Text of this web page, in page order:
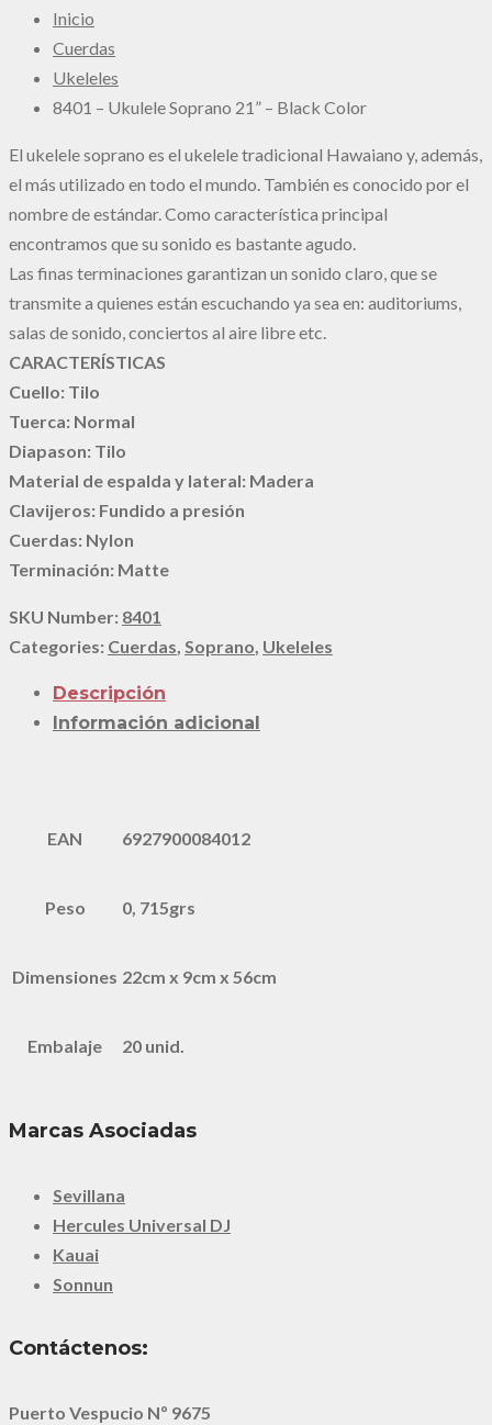
Inicio
Cuerdas
Ukeleles
8401 – Ukulele Soprano 21” – Black Color
El ukelele soprano es el ukelele tradicional Hawaiano y, además,
el más utilizado en todo el mundo. También es conocido por el
nombre de estándar. Como característica principal
encontramos que su sonido es bastante agudo.
Las finas terminaciones garantizan un sonido claro, que se
transmite a quienes están escuchando ya sea en: auditoriums,
salas de sonido, conciertos al aire libre etc.
CARACTERÍSTICAS
Cuello: Tilo
Tuerca: Normal
Diapason: Tilo
Material de espalda y lateral: Madera
Clavijeros: Fundido a presión
Cuerdas: Nylon
Terminación: Matte
SKU Number: 8401
Categories: Cuerdas, Soprano, Ukeleles
Descripción
Información adicional
EAN 6927900084012
Peso 0, 715grs
Dimensiones 22cm x 9cm x 56cm
Embalaje 20 unid.
Marcas Asociadas
Sevillana
Hercules Universal DJ
Kauai
Sonnun
Contáctenos:
Puerto Vespucio Nº 9675